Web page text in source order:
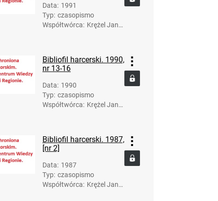
Data: 1991
Typ: czasopismo
Współtwórca: Krężel Janu
Bibliofil harcerski. 1990,
nr 13-16
Data: 1990
Typ: czasopismo
Współtwórca: Krężel Janu
Bibliofil harcerski. 1987,
[nr 2]
Data: 1987
Typ: czasopismo
Współtwórca: Krężel Janu